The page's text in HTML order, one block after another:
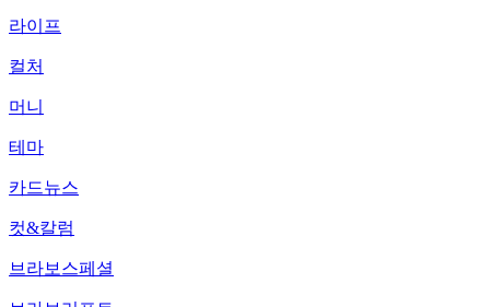
라이프
컬처
머니
테마
카드뉴스
컷&칼럼
브라보스페셜